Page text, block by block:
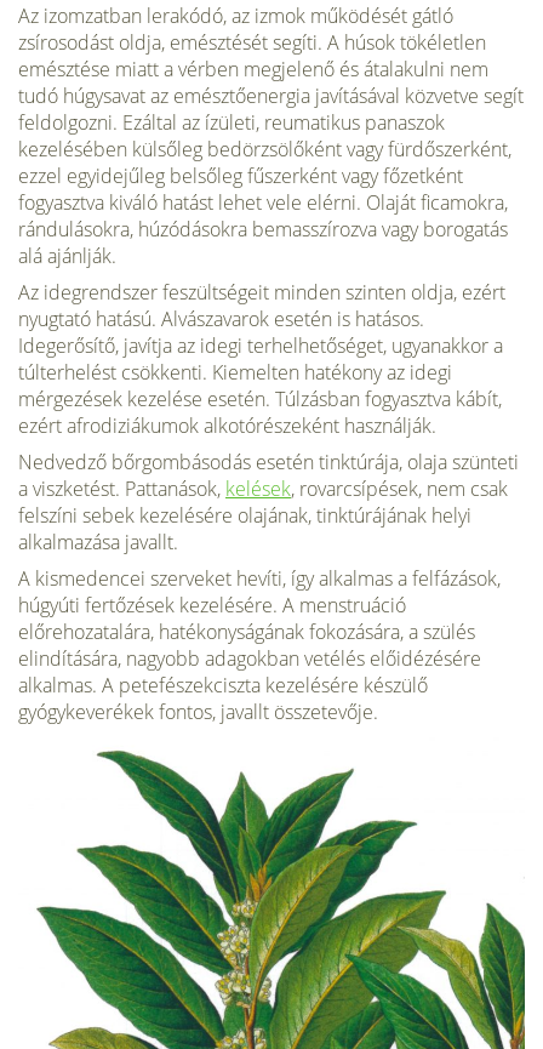
Az izomzatban lerakódó, az izmok működését gátló
zsírosodást oldja, emésztését segíti. A húsok tökéletlen
emésztése miatt a vérben megjelenő és átalakulni nem
tudó húgysavat az emésztőenergia javításával közvetve segít
feldolgozni. Ezáltal az ízületi, reumatikus panaszok
kezelésében külsőleg bedörzsölőként vagy fürdőszer­ként,
ezzel egyidejűleg belsőleg fűszerként vagy főzetként
fogyasztva kiváló hatást lehet vele elérni. Olaját ficamokra,
rándulásokra, húzódásokra bemasszírozva vagy borogatás
alá ajánlják.
Az idegrendszer feszültségeit minden szinten oldja, ezért
nyugtató hatású. Alvás­zavarok esetén is hatásos.
Idegerősítő, javítja az idegi terhelhetőséget, ugyanakkor a
túlterhelést csökkenti. Kiemelten hatékony az idegi
mérgezések kezelése esetén. Túlzásban fogyasztva kábít,
ezért afrodiziákumok alkotórészeként használják.
Nedvedző bőrgombásodás esetén tinktúrája, olaja szünteti
a viszketést. Pattaná­sok, kelések, rovarcsípések, nem csak
felszíni sebek kezelésére olajának, tinktúrájának helyi
alkalmazása javallt.
A kismedencei szerveket hevíti, így alkalmas a felfázások,
húgyúti fertőzések kezelésére. A menstruáció
előrehozatalára, hatékonyságának fokozására, a szülés
elindítására, nagyobb adagokban vetélés előidézésére
alkalmas. A petefészekciszta kezelésére készülő
gyógykeverékek fontos, javallt összetevője.